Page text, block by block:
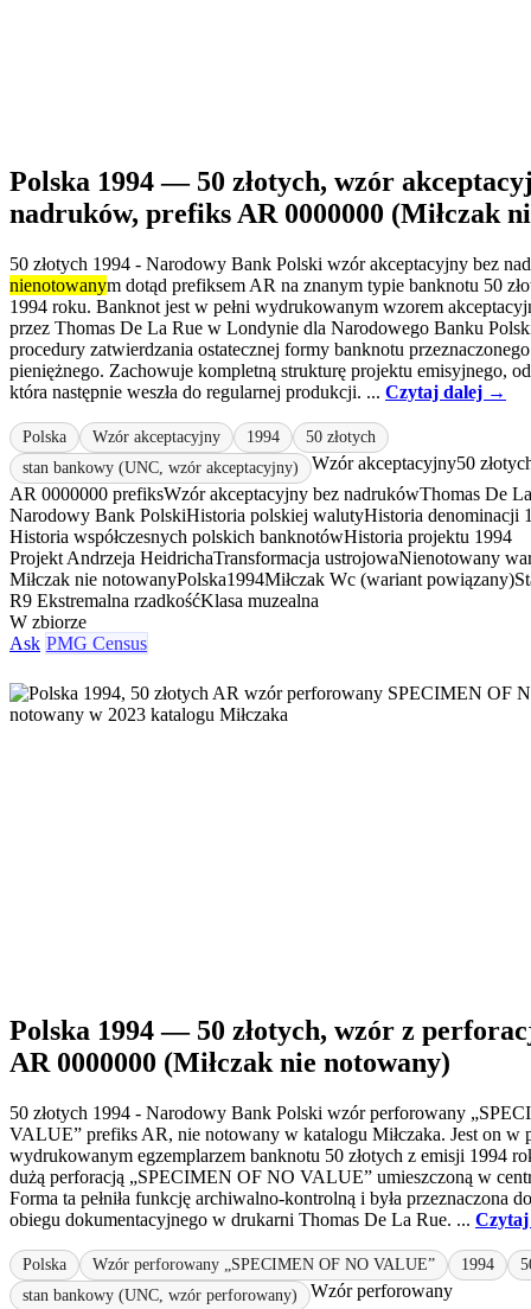
Polska 1994 — 50 złotych, wzór
nadruków, prefiks AR 0000000 (Miłczak
50 złotych 1994 - Narodowy Bank Polski wzór akceptacyjny bez
nienotowanym dotąd prefiksem AR na znanym typie banknotu 50
1994 roku. Banknot jest w pełni wydrukowanym wzorem
przez Thomas De La Rue w Londynie dla Narodowego Banku
procedury zatwierdzania ostatecznej formy banknotu
pieniężnego. Zachowuje kompletną strukturę projektu emisyjnego,
która następnie weszła do regularnej produkcji. ... Czytaj dalej →
Polska Wzór akceptacyjny 1994
50 złotych
stan bankowy (UNC, wzór akceptacyjny)
Wzór akceptacyjny50
AR 0000000 prefiksWzór akceptacyjny bez nadrukówThomas De
Narodowy Bank PolskiHistoria polskiej walutyHistoria denominacji
Historia współczesnych polskich banknotówHistoria projektu 1994
Projekt Andrzeja HeidrichaTransformacja ustrojowaNienotowany
Miłczak nie notowanyPolska1994Miłczak Wc (wariant powiązany)
R9 Ekstremalna rzadkośćKlasa muzealna
W zbiorze
Ask PMG Census
Polska 1994 — 50 złotych, wzór z
AR 0000000 (Miłczak nie notowany)
50 złotych 1994 - Narodowy Bank Polski wzór perforowany
VALUE” prefiks AR, nie notowany w katalogu Miłczaka. Jest on w
wydrukowanym egzemplarzem banknotu 50 złotych z emisji 1994
dużą perforacją „SPECIMEN OF NO VALUE” umieszczoną w
Forma ta pełniła funkcję archiwalno-kontrolną i była przeznaczona
obiegu dokumentacyjnego w drukarni Thomas De La Rue. ...
Polska Wzór perforowany „SPECIMEN OF NO VALUE” 1994
stan bankowy (UNC, wzór perforowany)
Wzór perforowany